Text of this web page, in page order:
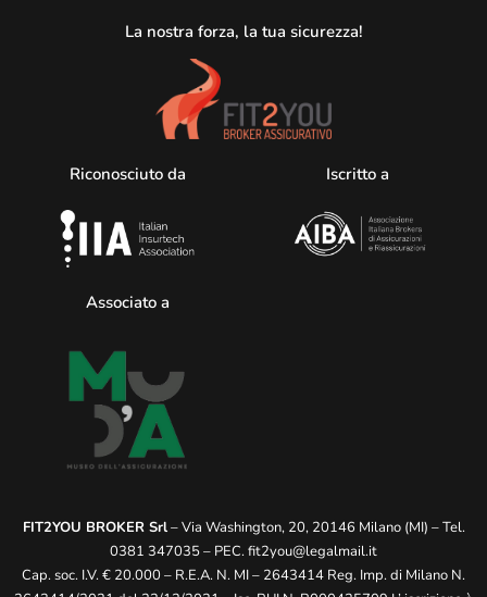
La nostra forza, la tua sicurezza!
Riconosciuto da Iscritto a
Associato a
FIT2YOU BROKER Srl– Via Washington, 20, 20146 Milano (MI) – Tel.
0381 347035 – PEC. fit2you@legalmail.it
Cap. soc. I.V. € 20.000 – R.E.A. N. MI – 2643414 Reg. Imp. di Milano N.